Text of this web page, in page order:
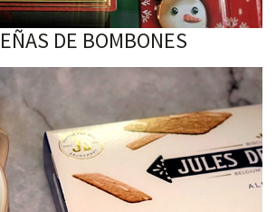
DE BOMBONES